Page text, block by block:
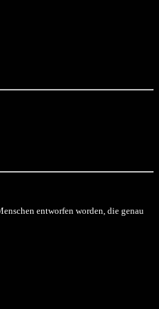
entworfen worden, die genau